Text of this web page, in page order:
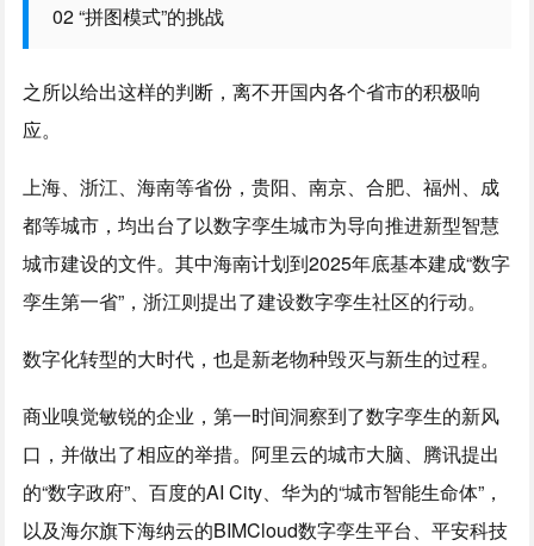
02 “拼图模式”的挑战
之所以给出这样的判断，离不开国内各个省市的积极响
应。
上海、浙江、海南等省份，贵阳、南京、合肥、福州、成
都等城市，均出台了以数字孪生城市为导向推进新型智慧
城市建设的文件。其中海南计划到2025年底基本建成“数字
孪生第一省”，浙江则提出了建设数字孪生社区的行动。
数字化转型的大时代，也是新老物种毁灭与新生的过程。
商业嗅觉敏锐的企业，第一时间洞察到了数字孪生的新风
口，并做出了相应的举措。阿里云的城市大脑、腾讯提出
的“数字政府”、百度的AI City、华为的“城市智能生命体”，
以及海尔旗下海纳云的BIMCloud数字孪生平台、平安科技